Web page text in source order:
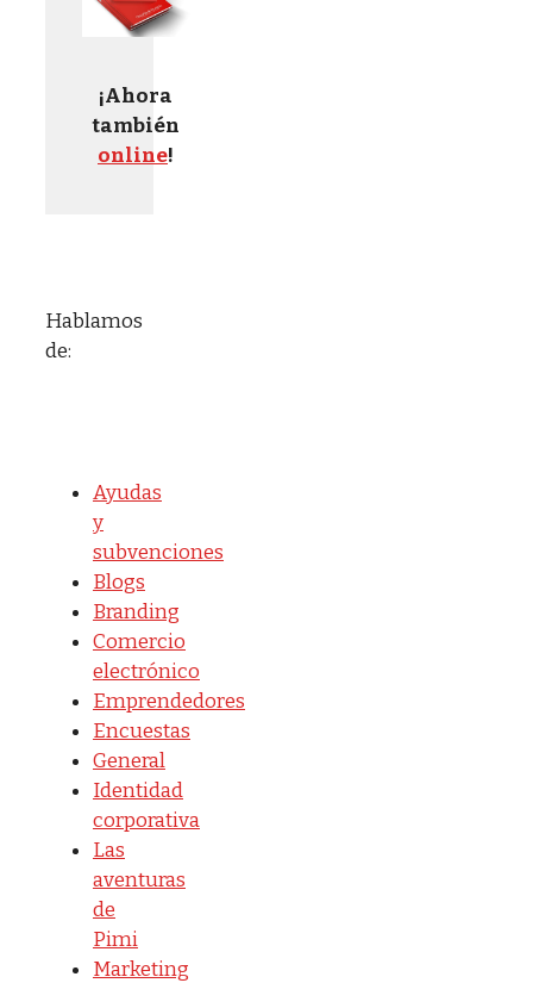
¡Ahora
también
online!
Hablamos
de:
Ayudas
y
subvenciones
Blogs
Branding
Comercio
electrónico
Emprendedores
Encuestas
General
Identidad
corporativa
Las
aventuras
de
Pimi
Marketing